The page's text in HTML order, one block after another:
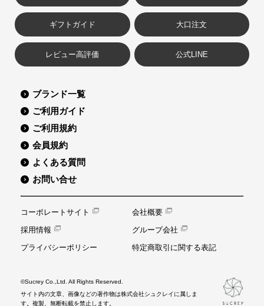
ギフトガイド 大口注文
レビュー高評価 公式LINE
ブランド一覧
ご利用ガイド
ご利用規約
会員規約
よくある質問
お問い合せ
コーポレートサイト
会社概要
採用情報
グループ会社
プライバシーポリシー
特定商取引に関する表記
©Sucrey Co.,Ltd. All Rights Reserved.
サイト内の文章、画像などの著作物は株式会社シュクレイに属しま
す。複製、無断転載を禁止します。